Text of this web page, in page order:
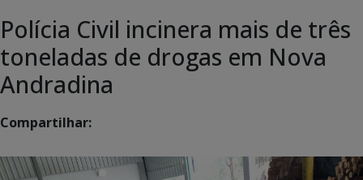
Polícia Civil incinera mais de três
toneladas de drogas em Nova
Andradina
Compartilhar: